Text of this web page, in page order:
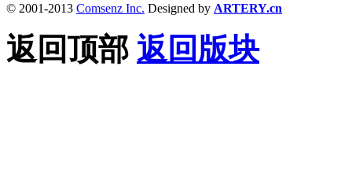
© 2001-2013 Comsenz Inc. Designed by ARTERY.cn
返回顶部 返回版块